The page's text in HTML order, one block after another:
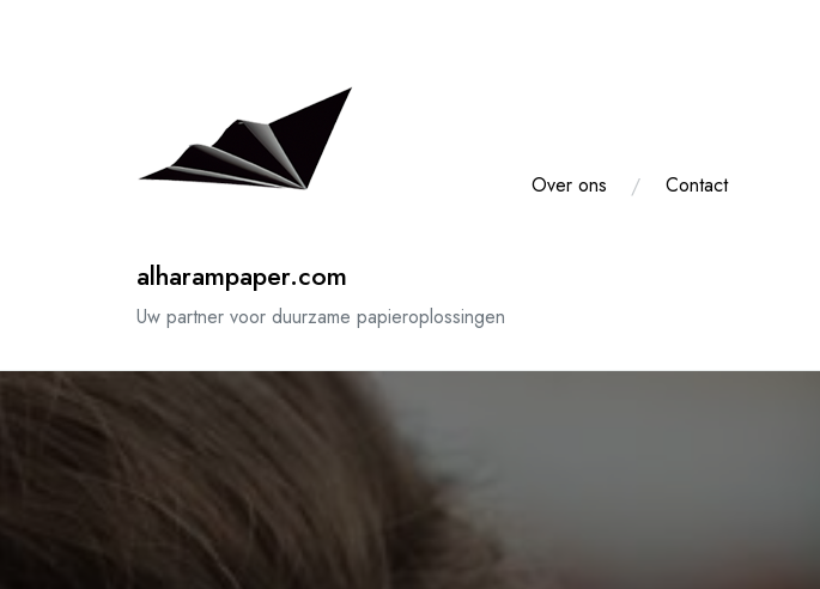
alharampaper.com
Uw partner voor duurzame papieroplossingen
Over ons Contact